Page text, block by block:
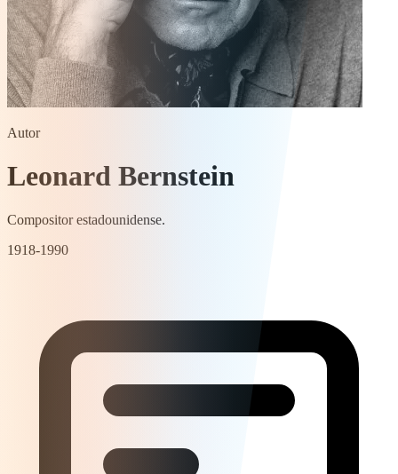
Autor
Leonard Bernstein
Compositor estadounidense.
1918-1990